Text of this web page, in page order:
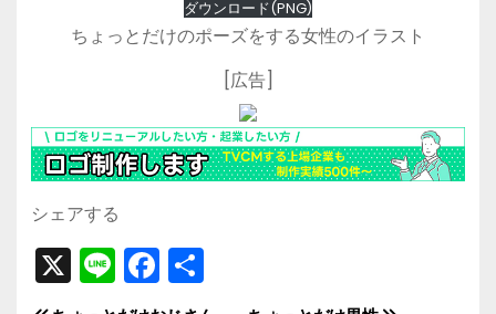
ダウンロード(PNG)
ちょっとだけのポーズをする女性のイラスト
[広告]
シェアする
X Li
n
F
a
共
有